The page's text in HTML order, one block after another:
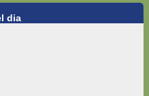
dia